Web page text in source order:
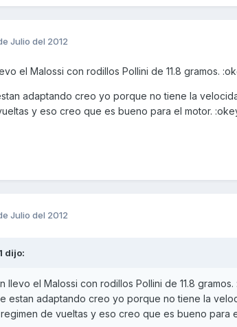
Julio del 2012
el Malossi con rodillos Pollini de 11.8 gramos.
adaptando creo yo porque no tiene la
y eso creo que es bueno para el motor.
Julio del 2012
dijo:
llevo el Malossi con rodillos Pollini de 11.8
estan adaptando creo yo porque no tiene la
de vueltas y eso creo que es bueno para